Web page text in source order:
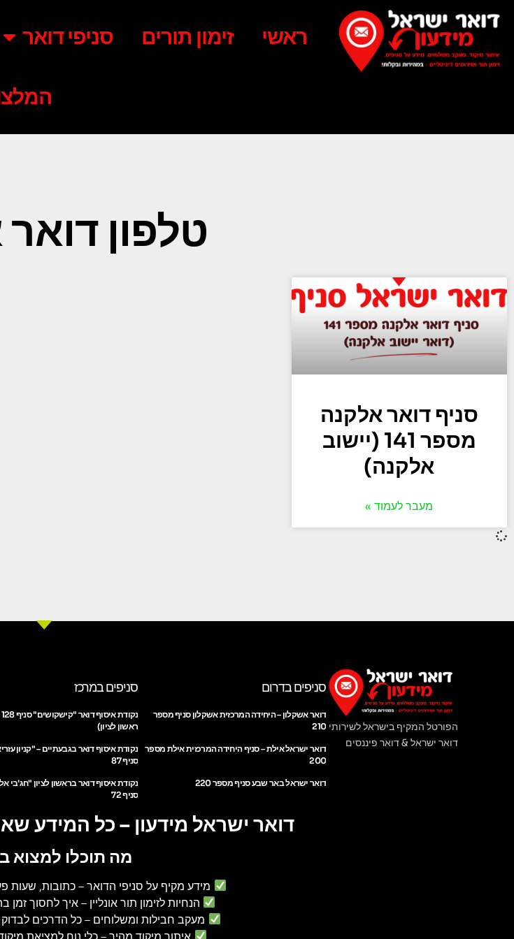
ראשי זימון תורים סניפי דואר
טלפון
סניף דואר אלקנה
מספר 141 (יישוב
אלקנה)
מעבר לעמוד »
הפורטל המקיף בישראל לשירותי
דואר ישראל & דואר פיננסים
סניפים בדרום
דואר אשקלון – היחידה המרכזית אשקלון סניף מספר
210
דואר ישראל אילת – סניף היחידה המרכזית אילת מספר
200
דואר ישראל באר שבע סניף מספר 220
סניפים במרכז
ראשון לציון)
נקודת איסוף דואר בגבעתיים – "קניון
סניף 87
נקודת איסוף דואר בראשון לציון "חג'בי
סניף 72
דואר ישראל מידעון – כל המידע
מה תוכלו למצוא
מידע מקיף על סניפי הדואר– כתובות, שעות
הנחיות לזימון תור אונליין – איך לחסוך זמן
מעקב חבילות ומשלוחים – כל הדרכים